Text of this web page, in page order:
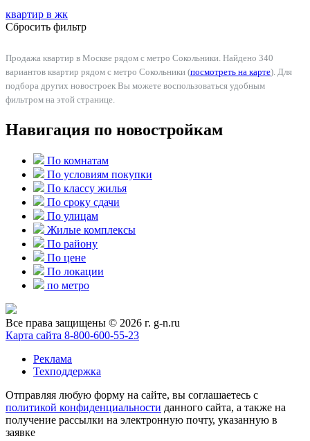
квартир в жк
Сбросить фильтр
Продажа квартир в Москве рядом с метро Сокольники. Найдено 340
вариантов квартир рядом с метро Сокольники (посмотреть на карте). Для
подбора других новостроек Вы можете воспользоваться удобным
фильтром на этой странице.
Навигация по новостройкам
По комнатам
По условиям покупки
По классу жилья
По сроку сдачи
По улицам
Жилые комплексы
По району
По цене
По локации
по метро
Все права защищены © 2026 г. g-n.ru
Карта сайта 8-800-600-55-23
Реклама
Техподдержка
Отправляя любую форму на сайте, вы соглашаетесь с
политикой конфиденциальности данного сайта, а также на
получение рассылки на электронную почту, указанную в
заявке